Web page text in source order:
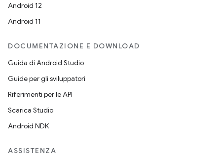
Android 12
Android 11
DOCUMENTAZIONE E DOWNLOAD
Guida di Android Studio
Guide per gli sviluppatori
Riferimenti per le API
Scarica Studio
Android NDK
ASSISTENZA